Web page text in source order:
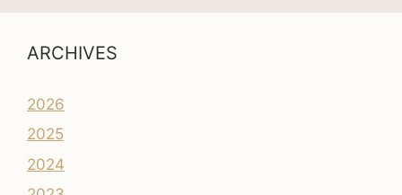
ARCHIVES
2026
2025
2024